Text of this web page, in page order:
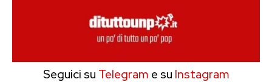
Seguici su Telegram e su Instagram